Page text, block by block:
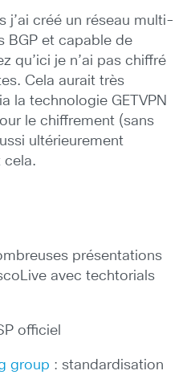
j’ai créé un réseau multi-
BGP et capable de
qu’ici je n’ai pas chiffré
Cela aurait très
la technologie GETVPN
le chiffrement (sans
ultérieurement
cela.
présentations
avec techtorials
officiel
group : standardisation